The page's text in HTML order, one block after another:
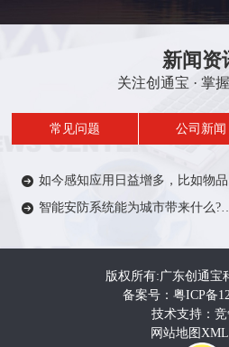
新闻资
关注创通宝 · 掌
常见问题 公司新闻
版权所有:广东创通宝
备案号：粤ICP备
技术支持：竞
网站地图